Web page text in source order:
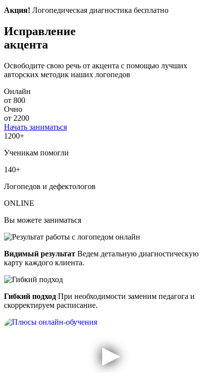
Акция! Логопедическая диагностика бесплатно
Исправление
акцента
Освободите свою речь от акцента с помощью лучших
авторских методик наших логопедов
Онлайн
от 800
Очно
от 2200
Начать заниматься
1200+
Ученикам помогли
140+
Логопедов и дефектологов
ONLINE
Вы можете заниматься
Видимый результат Ведем детальную диагностическую
карту каждого клиента.
Гибкий подход При необходимости заменим педагога и
скорректируем расписание.